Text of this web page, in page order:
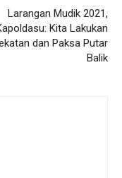
Larangan Mudik 2021,
Kita Lakukan
dan Paksa Putar
Balik